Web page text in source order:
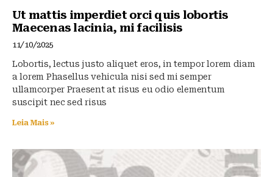
Ut mattis imperdiet orci quis lobortis
Maecenas lacinia, mi facilisis
11/10/2025
Lobortis, lectus justo aliquet eros, in tempor lorem diam
a lorem Phasellus vehicula nisi sed mi semper
ullamcorper Praesent at risus eu odio elementum
suscipit nec sed risus
Leia Mais »